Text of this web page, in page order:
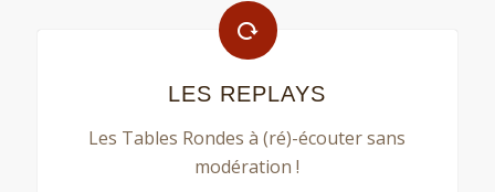
LES REPLAYS
Les Tables Rondes à (ré)-écouter sans
modération !